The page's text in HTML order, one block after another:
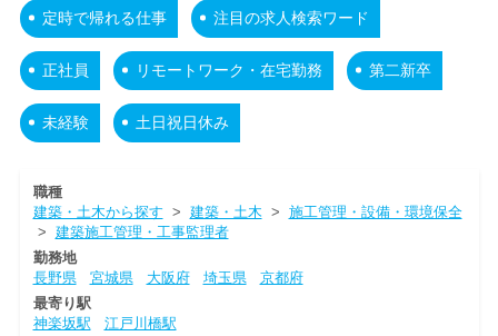
定時で帰れる仕事 注目の求人検索ワード
正社員 リモートワーク・在宅勤務 第二新卒
未経験 土日祝日休み
職種
建築・土木から探す > 建築・土木 > 施工管理・設備・環境保全
> 建築施工管理・工事監理者
勤務地
長野県
宮城県 大阪府 埼玉県
京都府
最寄り駅
神楽坂駅
江戸川橋駅